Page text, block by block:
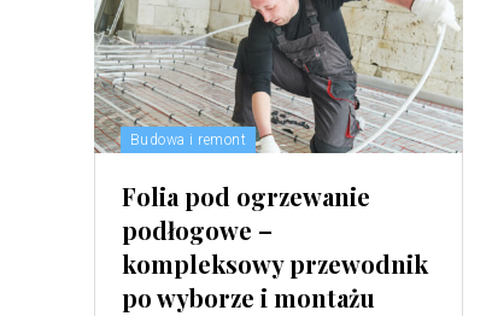
Budowa i remont
Folia pod ogrzewanie
podłogowe –
kompleksowy przewodnik
po wyborze i montażu